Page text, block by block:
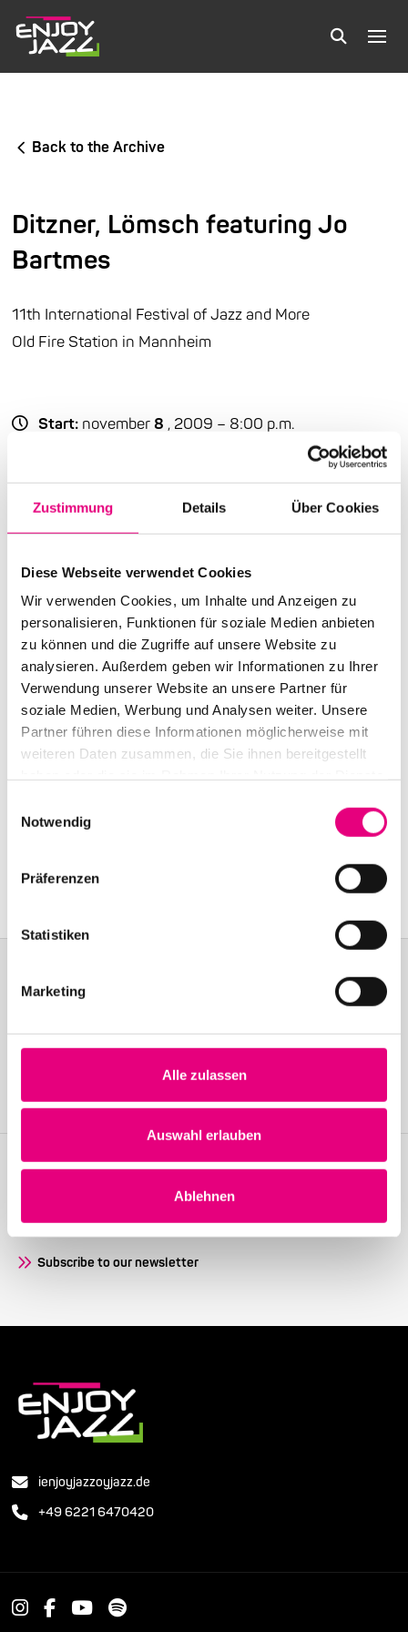
Zustimmung Details Über Cookies
Diese Webseite verwendet Cookies
Wir verwenden Cookies, um Inhalte und Anzeigen zu
personalisieren, Funktionen für soziale Medien anbieten
zu können und die Zugriffe auf unsere Website zu
analysieren. Außerdem geben wir Informationen zu Ihrer
Verwendung unserer Website an unsere Partner für
soziale Medien, Werbung und Analysen weiter. Unsere
Partner führen diese Informationen möglicherweise mit
weiteren Daten zusammen, die Sie ihnen bereitgestellt
Notwendig
Präferenzen
Statistiken
Marketing
Alle zulassen
Auswahl erlauben
Ablehnen
Back to the Archive
Ditzner, Lömsch featuring Jo
Bartmes
11th International Festival of Jazz and More
Old Fire Station in Mannheim
Start: november8 , 2009 – 8:00 p.m.
, 2009 – 7:00 p.m.
End:
, 2009 – 10:30 p.m.
Cast:
Uli Rösner: tb
Daniel Stelter: g
Sebastian Merk: dr | Lömsch Lehmann: sax
Matthias TC Debus: b
Erwin Ditzner: dr | Erwin Ditzner: dr, perc
Advance ticket price: €12
Box office: €15
Nationality: Germany, Germany, Germany
Old Fire Station Mannheim: Brückenstraße2,
Event Series: Ditzner
, Lömsch feat. Jo Bartmes
Join the Enjoy Jazz and receive exclusive information about the
Become a member
Subscribe to our newsletter
ienjoyjazzoyjazz.de
+49 6221 6470420